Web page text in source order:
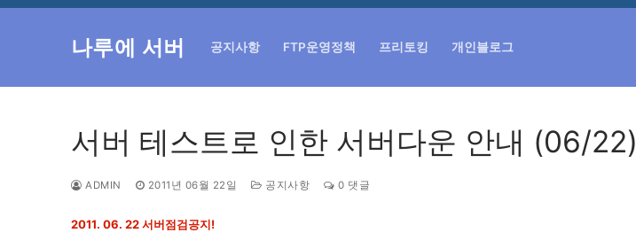
콘
나루에 서버 공지사항 FTP운영정책 프리토킹 개인블로그
서버 테스트로 인한 서버다운 안내 (06/22)
ADMIN 2011년 06월 22일 공지사항 0 댓글
2011. 06. 22 서버점검공지!